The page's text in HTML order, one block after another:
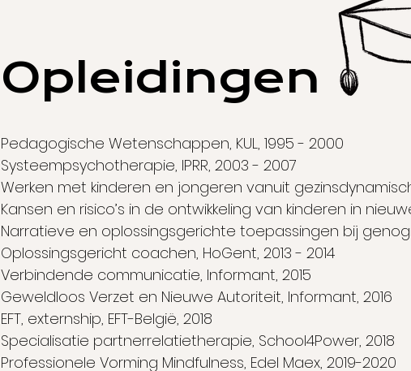
Opleidingen
Pedagogische Wetenschappen, KUL, 1995 - 2000
Systeempsychotherapie, IPRR, 2003 - 2007
Werken met kinderen en jongeren vanuit
Kansen en risico’s in de ontwikkeling van kinderen in
Narratieve en oplossingsgerichte toepassingen bij
Oplossingsgericht coachen, HoGent, 2013 - 2014
Verbindende communicatie, Informant, 2015
Geweldloos Verzet en Nieuwe Autoriteit, Informant, 2016
EFT, externship, EFT-België, 2018
Specialisatie partnerrelatietherapie, School4Power, 2018
Professionele Vorming Mindfulness, Edel Maex, 2019-2020